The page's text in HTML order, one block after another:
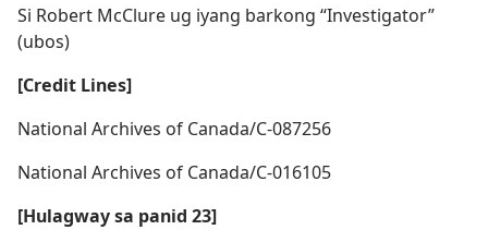
Si Robert McClure ug iyang barkong “Investigator”
(ubos)
[Credit Lines]
National Archives of Canada/C-087256
National Archives of Canada/C-016105
[Hulagway sa panid 23]